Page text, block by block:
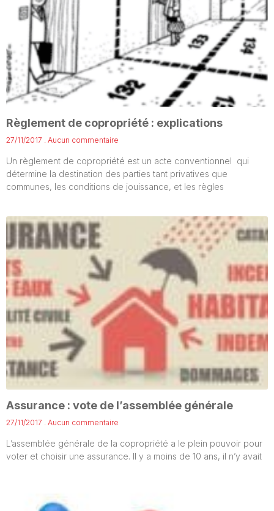
Règlement de copropriété : explications
27/11/2017 Aucun commentaire
Un règlement de copropriété est un acte conventionnel qui
détermine la destination des parties tant privatives que
communes, les conditions de jouissance, et les règles
Assurance : vote de l’assemblée générale
27/11/2017 Aucun commentaire
L’assemblée générale de la copropriété a le plein pouvoir pour
voter et choisir une assurance. Il y a moins de 10 ans, il n’y avait